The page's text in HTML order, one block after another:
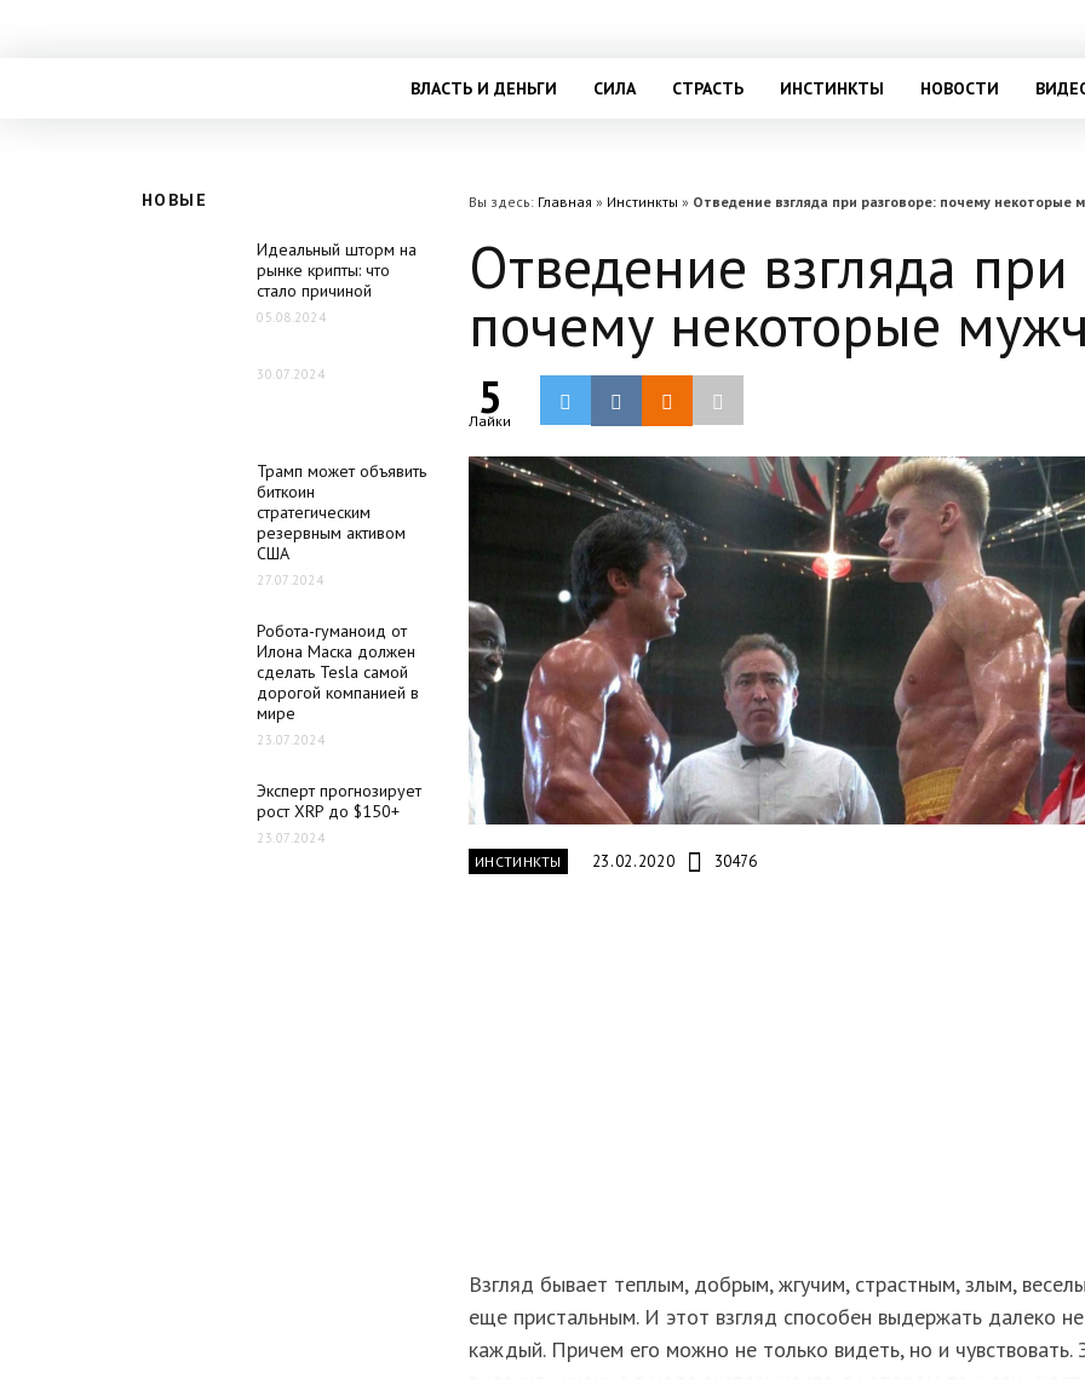
ВЛАСТЬ И ДЕНЬГИ СИЛА СТРАСТЬ ИНСТИНКТЫ НОВОСТИ
НОВЫЕ
Идеальный шторм на
рынке крипты: что
стало причиной
05.08.2024
30.07.2024
Трамп может объявить
биткоин
стратегическим
резервным активом
США
27.07.2024
Робота-гуманоид от
Илона Маска должен
сделать Tesla самой
дорогой компанией в
мире
23.07.2024
Эксперт прогнозирует
рост XRP до $150+
23.07.2024
Вы здесь: Главная » Инстинкты » Отведение взгляда при разговоре: почему некоторые
Отведение взгляда при
почему некоторые
5
Лайки
ИНСТИНКТЫ 23.02.2020 30476
Взгляд бывает теплым, добрым, жгучим, страстным, злым,
еще пристальным. И этот взгляд способен выдержать далеко не
каждый. Причем его можно не только видеть, но и чувствовать.